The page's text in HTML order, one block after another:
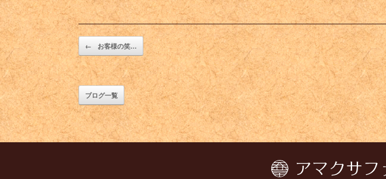
Post navigation
← お客様の笑…
ブログ一覧